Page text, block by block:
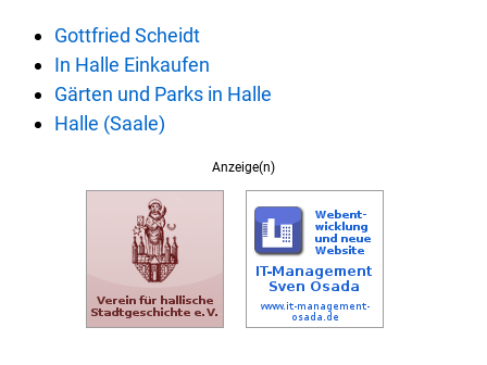
Gottfried Scheidt
In Halle Einkaufen
Gärten und Parks in Halle
Halle (Saale)
Anzeige(n)